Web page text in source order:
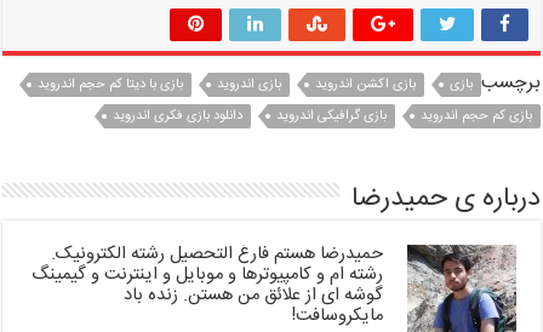
برچسب بازی بازی اکشن اندروید بازی اندروید
بازی با دیتا کم حجم اندروید
بازی کم حجم اندروید
بازی گرافیکی اندروید دانلود بازی فکری اندروید
درباره ی حمیدرضا
حمیدرضا هستم فارغ التحصیل رشته الکترونیک.
رشته ام و کامپیوترها و موبایل و اینترنت و گیمینگ
گوشه ای از علائق من هستن. زنده باد
مایکروسافت!